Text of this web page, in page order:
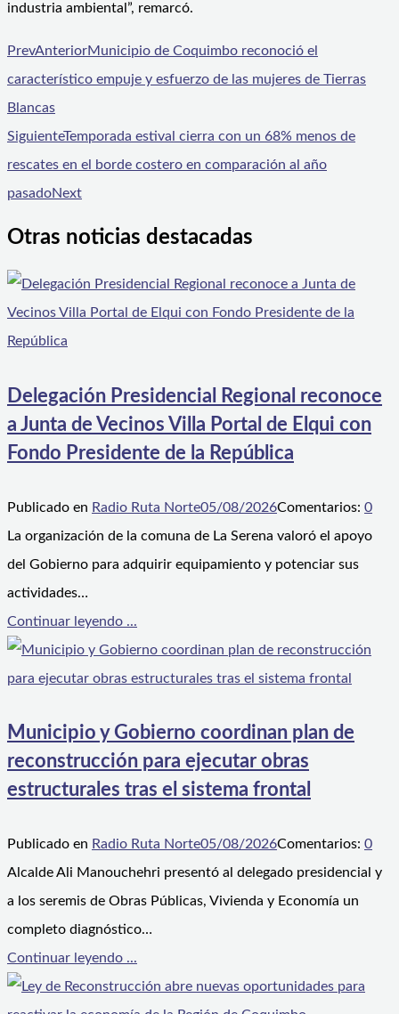
industria ambiental”, remarcó.
PrevAnteriorMunicipio de Coquimbo reconoció el
característico empuje y esfuerzo de las mujeres de Tierras
Blancas
SiguienteTemporada estival cierra con un 68% menos de
rescates en el borde costero en comparación al año
pasadoNext
Otras noticias destacadas
Delegación Presidencial Regional reconoce
a Junta de Vecinos Villa Portal de Elqui con
Fondo Presidente de la República
Publicado en Radio Ruta Norte05/08/2026Comentarios: 0
La organización de la comuna de La Serena valoró el apoyo
del Gobierno para adquirir equipamiento y potenciar sus
actividades…
Continuar leyendo ...
Municipio y Gobierno coordinan plan de
reconstrucción para ejecutar obras
estructurales tras el sistema frontal
Publicado en Radio Ruta Norte05/08/2026Comentarios: 0
Alcalde Ali Manouchehri presentó al delegado presidencial y
a los seremis de Obras Públicas, Vivienda y Economía un
completo diagnóstico…
Continuar leyendo ...